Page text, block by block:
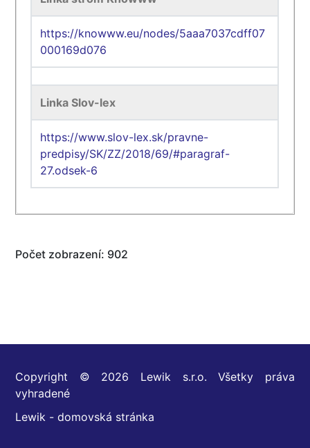
https://knowww.eu/nodes/5aaa7037cdff07
000169d076
Linka Slov-lex
https://www.slov-lex.sk/pravne-
predpisy/SK/ZZ/2018/69/#paragraf-
27.odsek-6
Počet zobrazení: 902
Copyright © 2026 Lewik s.r.o. Všetky práva
vyhradené
Lewik - domovská stránka